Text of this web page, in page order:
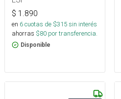
$ 1.890
en 6cuotas de $315sin interés
ahorras $80 por transferencia.
Disponible